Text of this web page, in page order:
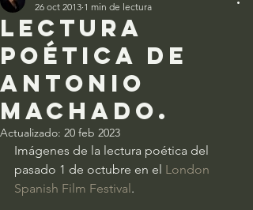
Lectura
Poética de
Antonio
Machado.
26 oct 2013 1 min de lectura
Actualizado: 20 feb 2023
Imágenes de la lectura poética del
pasado 1 de octubre en el London
Spanish Film Festival.